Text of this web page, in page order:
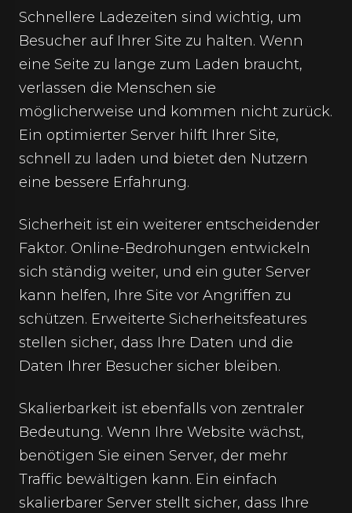
Schnellere Ladezeiten sind wichtig, um
Besucher auf Ihrer Site zu halten. Wenn
eine Seite zu lange zum Laden braucht,
verlassen die Menschen sie
möglicherweise und kommen nicht zurück.
Ein optimierter Server hilft Ihrer Site,
schnell zu laden und bietet den Nutzern
eine bessere Erfahrung.
Sicherheit ist ein weiterer entscheidender
Faktor. Online-Bedrohungen entwickeln
sich ständig weiter, und ein guter Server
kann helfen, Ihre Site vor Angriffen zu
schützen. Erweiterte Sicherheitsfeatures
stellen sicher, dass Ihre Daten und die
Daten Ihrer Besucher sicher bleiben.
Skalierbarkeit ist ebenfalls von zentraler
Bedeutung. Wenn Ihre Website wächst,
benötigen Sie einen Server, der mehr
Traffic bewältigen kann. Ein einfach
skalierbarer Server stellt sicher, dass Ihre